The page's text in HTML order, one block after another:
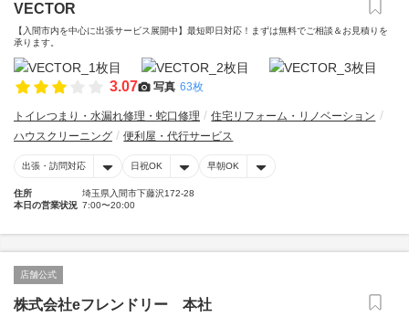
VECTOR
【入間市内を中心に出張サービス展開中】最短即日対応！まずは無料でご相談＆お見積りを
承ります。
3.07 写真 63枚
トイレつまり・水漏れ修理・蛇口修理
住宅リフォーム・リノベーション
ハウスクリーニング
便利屋・代行サービス
出張・訪問対応 日祝OK 早朝OK
住所
埼玉県入間市下藤沢172-28
本日の営業状況 7:00〜20:00
店舗公式
株式会社eフレンドリー 本社